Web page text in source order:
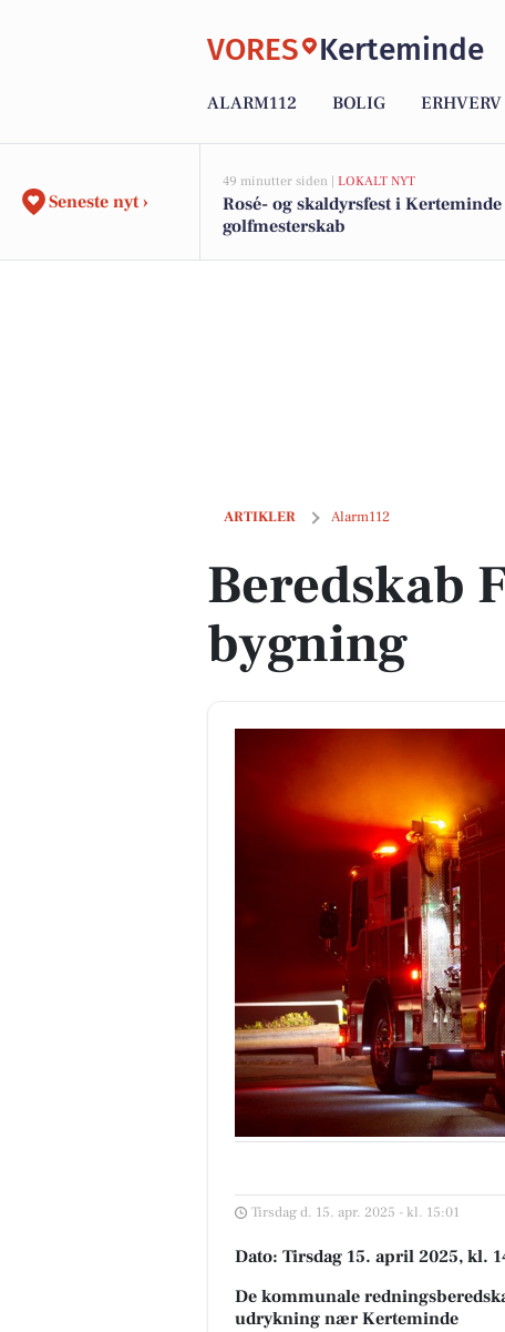
VORES Kerteminde
ALARM112 BOLIG ERHVERV
Seneste nyt ›
49 minutter siden | LOKALT NYT
Rosé- og skaldyrsfest i
golfmesterskab
ARTIKLER Alarm112
Beredskab Fyn: Brand i bygning
Beredskab
bygning
Tirsdag d. 15. apr. 2025 - kl. 15:01
Dato: Tirsdag 15. april 2025, kl.
De kommunale
udrykning nær Kerteminde